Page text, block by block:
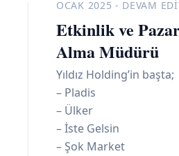
OCAK 2025 - DEVAM
Etkinlik ve
Alma Müdürü
Yıldız Holding’in başta;
– Pladis
– Ülker
– İste Gelsin
– Şok Market